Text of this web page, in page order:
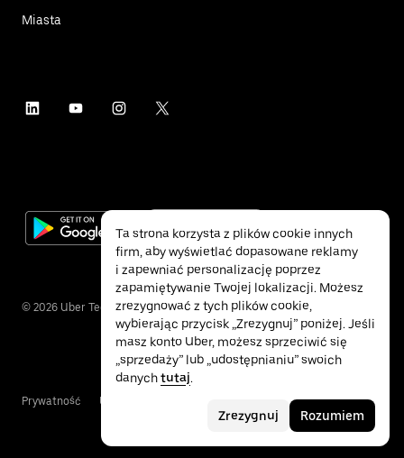
Miasta
© 2026 Uber Technologies Inc.
Prywatność Ułatwienia dostępu
Ta strona korzysta z plików cookie innych
firm, aby wyświetlać dopasowane reklamy
i zapewniać personalizację poprzez
zapamiętywanie Twojej lokalizacji. Możesz
zrezygnować z tych plików cookie,
wybierając przycisk „Zrezygnuj” poniżej. Jeśli
masz konto Uber, możesz sprzeciwić się
„sprzedaży” lub „udostępnianiu” swoich
danychtutaj.
Zrezygnuj Rozumiem